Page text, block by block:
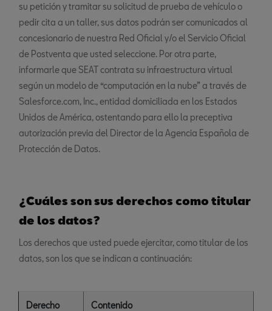
su petición y tramitar su solicitud de prueba de vehículo o
pedir cita a un taller, sus datos podrán ser comunicados al
concesionario de nuestra Red Oficial y/o el Servicio Oficial
de Postventa que usted seleccione. Por otra parte,
informarle que SEAT contrata su infraestructura virtual
según un modelo de “computación en la nube” a través de
Salesforce.com, Inc., entidad domiciliada en los Estados
Unidos de América, ostentando para ello la preceptiva
autorización previa del Director de la Agencia Española de
Protección de Datos.
¿Cuáles son sus derechos como titular
de los datos?
Los derechos que usted puede ejercitar, como titular de los
datos, son los que se indican a continuación:
Derecho Contenido